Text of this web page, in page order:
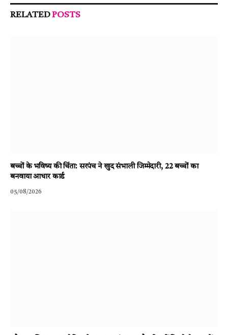
RELATEDPOSTS
बच्चों के भविष्य की चिंता: सरपंच ने खुद संभाली जिम्मेदारी, 22 बच्चों का
बनवाया आधार कार्ड
05/08/2026